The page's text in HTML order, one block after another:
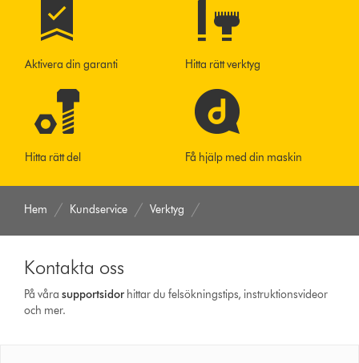
Aktivera din garanti Hitta rätt verktyg
Hitta rätt del Få hjälp med din maskin
Hem Kundservice Verktyg
Kontakta oss
På vårasupport­sidor hittar du felsökningstips, instruktionsvideor
och mer.